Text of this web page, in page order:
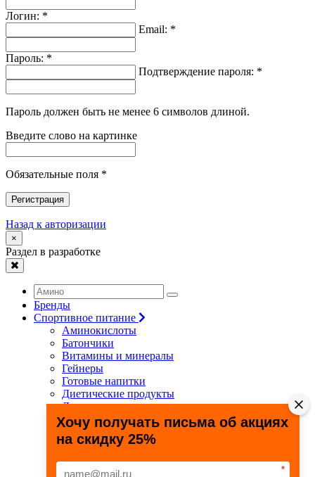
Логин: *
Email: *
Пароль: *
Подтверждение пароля: *
Пароль должен быть не менее 6 символов длиной.
Введите слово на картинке
Обязательные поля *
Регистрация
Назад к авторизации
×
Раздел в разработке
Бренды
Спортивное питание
Аминокислоты
Батончики
Витамины и минералы
Гейнеры
Готовые напитки
Диетические продукты
Для связок и суставов
Жиросжигатели
Здоровье и долголетие
Креатин
Специальные препараты
Хочу получать письма об акциях
на скидку 25%
*